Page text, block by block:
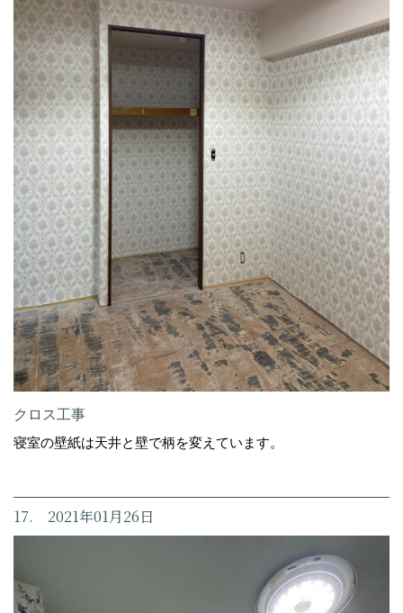
クロス工事
寝室の壁紙は天井と壁で柄を変えています。
17. 2021年01月26日